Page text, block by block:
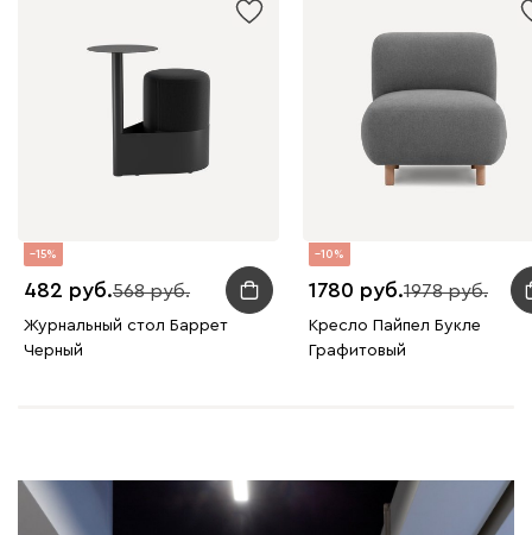
15
482 568
Журнальный стол Баррет
Черный
10
1780 1978
Кресло Пайпел Букле
Графитовый